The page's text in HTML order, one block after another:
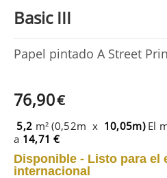
Basic III
Papel pintado A Street
76,90€
5,2 m² (0,52m x 10,05m) El
a 14,71 €
Disponible - Listo para el
internacional